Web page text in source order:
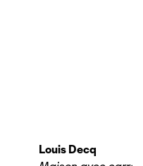
Louis Decq